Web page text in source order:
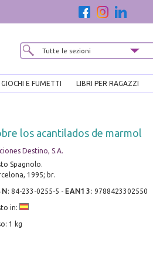
GIOCHI E FUMETTI LIBRI PER RAGAZZI
los acantilados de marmol
Destino, S.A.
Spagnolo.
1995; br.
: 84-233-0255-5 - EAN13 : 9788423302550
in:
1 kg